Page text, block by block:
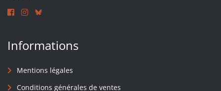
Informations
Mentions légales
Conditions générales de ventes